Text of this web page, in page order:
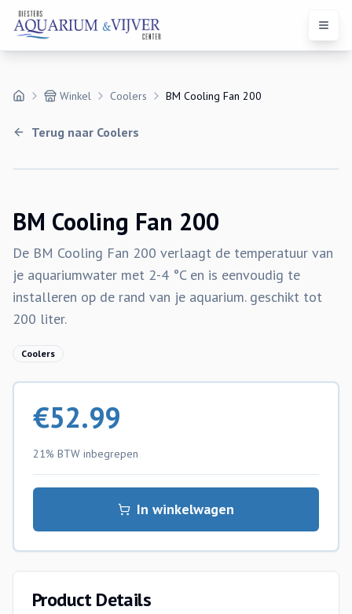
Open
Winkel Coolers BM Cooling Fan 200
Terug naar Coolers
BM Cooling Fan 200
De BM Cooling Fan 200 verlaagt de temperatuur van
je aquariumwater met 2-4 °C en is eenvoudig te
installeren op de rand van je aquarium. geschikt tot
200 liter.
Coolers
€52.99
21% BTW inbegrepen
In winkelwagen
Product Details